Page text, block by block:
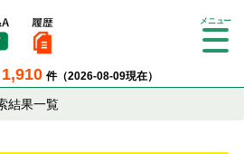
1,910 件（2026-08-09現在）
Tog
結果一覧